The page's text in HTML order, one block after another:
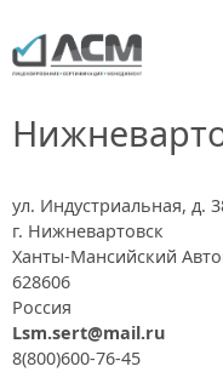
ул. Индустриальная, д.
г. Нижневартовск
Ханты-Мансийский
628606
Россия
Lsm.sert@mail.ru
8(800)600-76-45